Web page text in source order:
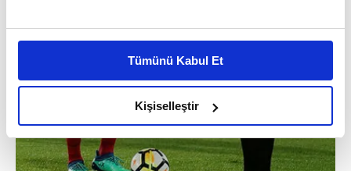
Bu çerezlere izin vermeniz halinde sizlere özel
daha iyi reklam deneyimi yaşatabiliriz. Bunu yaparken
amacımızın size daha iyi bir reklam deneyimi sunmak
olduğunu ve sizlere en iyi içerikleri sunabilmek adına
elimizden gelen çabayı gösterdiğimizi ve bu noktada,
reklamların maliyetlerimizi karşılamak noktasında tek gelir
kalemimiz olduğunu sizlere hatırlatmak isteriz.
Tümünü Kabul Et
Kişiselleştir